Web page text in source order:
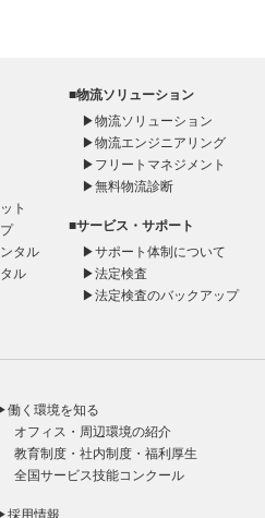
ト
タル
ル
■物流ソリューション
▶物流ソリューション
▶物流エンジニアリング
▶ フリートマネジメント
▶無料物流診断
■サービス・サポート
▶サポート体制について
▶法定検査
▶法定検査のバックアップ
働く環境を知る
オフィス・周辺環境の紹介
教育制度・社内制度・福利厚生
全国サービス技能コンクール
採用情報